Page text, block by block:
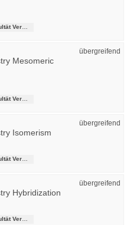
übergreifend
Mesomeric
übergreifend
Isomerism
übergreifend
Hybridization